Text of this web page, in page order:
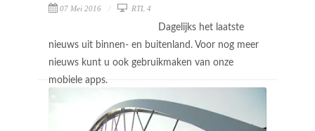
07 Mei 2016 RTL 4
Dagelijks het laatste
nieuws uit binnen- en buitenland. Voor nog meer
nieuws kunt u ook gebruikmaken van onze
mobiele apps.